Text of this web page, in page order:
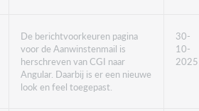
De berichtvoorkeuren pagina
voor de Aanwinstenmail is
herschreven van CGI naar
Angular. Daarbij is er een nieuwe
look en feel toegepast.
30-
10-
2025